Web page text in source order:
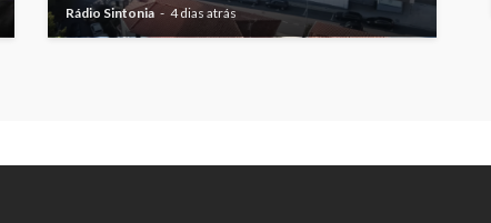
Rádio Sintonia 4 dias atrás